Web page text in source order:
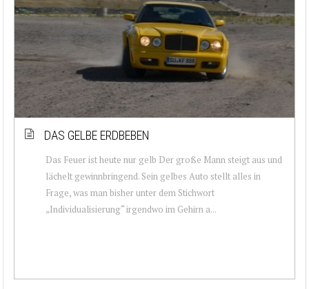
DAS GELBE ERDBEBEN
Das Feuer ist heute nur gelb Der große Mann steigt aus und
lächelt gewinnbringend. Sein gelbes Auto stellt alles in
Frage, was man bisher unter dem Stichwort
„Individualisierung“ irgendwo im Gehirn a...